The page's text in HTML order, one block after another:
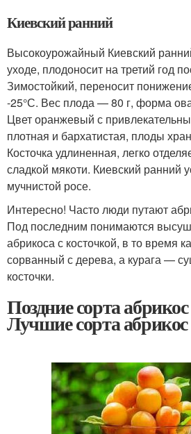
Киевский ранний
Высокоурожайный Киевский
уходе, плодоносит на третий год
Зимостойкий, переносит
-25°С. Вес плода — 80 г, форма
Цвет оранжевый с
плотная и бархатистая, плоды
Косточка удлиненная, легко
сладкой мякоти. Киевский ранний
мучнистой росе.
Интересно! Часто люди путают
Под последним понимаются
абрикоса с косточкой, в то время
сорванный с дерева, а курага —
косточки.
Поздние сорта
Лучшие сорта